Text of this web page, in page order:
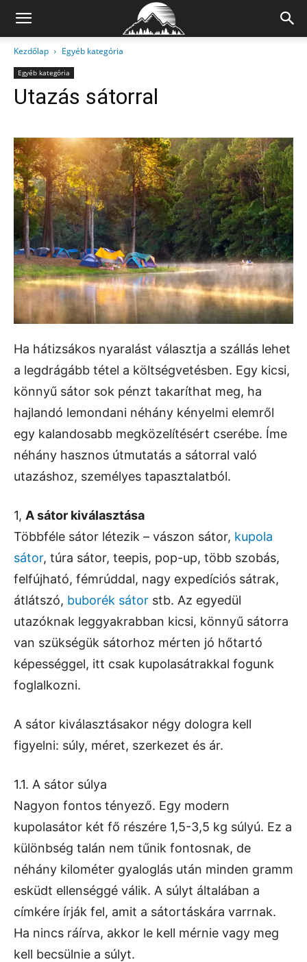
Kezdőlap Egyéb kategória
Egyéb kategória
Utazás sátorral
Ha hátizsákos nyaralást választja a szállás lehet
a legdrágább tétel a költségvetésben. Egy kicsi,
könnyű sátor sok pénzt takaríthat meg, ha
hajlandó lemondani néhány kényelmi elemről
egy kalandosabb megközelítésért cserébe. Íme
néhány hasznos útmutatás a sátorral való
utazáshoz, személyes tapasztalatból.
1, A sátor kiválasztása
Többféle sátor létezik – vászon sátor, kupola
sátor, túra sátor, teepis, pop-up, több szobás,
felfújható, fémrúddal, nagy expedíciós sátrak,
átlátszó, buborék sátor stb. Az egyedül
utazóknak leggyakrabban kicsi, könnyű sátorra
van szükségük sátorhoz mérten jó hőtartó
képességgel, itt csak kupolasátrakkal fogunk
foglalkozni.
A sátor kiválasztásakor négy dologra kell
figyelni: súly, méret, szerkezet és ár.
1.1. A sátor súlya
Nagyon fontos tényező. Egy modern
kupolasátor két fő részére 1,5-3,5 kg súlyú. Ez a
különbség talán nem tűnik fontosnak, de
néhány kilométer gyaloglás után minden gramm
esküdt ellenséggé válik. A súlyt általában a
címkére írják fel, amit a sátortáskára varrnak.
Ha nincs ráírva, akkor le kell mérnie vagy meg
kell becsülnie a súlyt.